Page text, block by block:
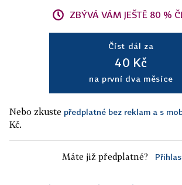
ZBÝVÁ VÁM JEŠTĚ 80 %
Číst dál za
40 Kč
na první dva měsíce
Nebo zkuste předplatné bez reklam a s
Kč.
Máte již předplatné?